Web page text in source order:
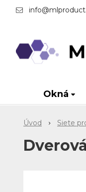
Okná
Úvod Siete